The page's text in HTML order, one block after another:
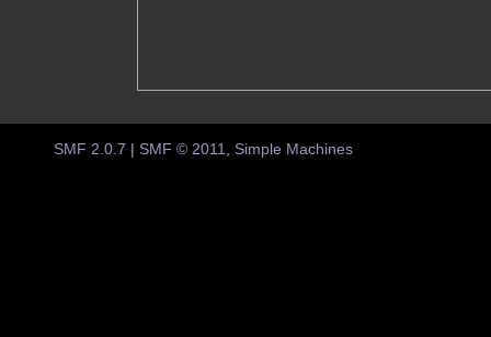
SMF 2.0.7 SMF © 2011, Simple Machines